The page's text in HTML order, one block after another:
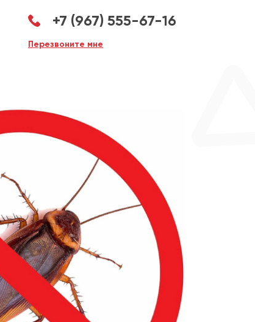
+7 (967) 555-67-16
Перезвоните мне